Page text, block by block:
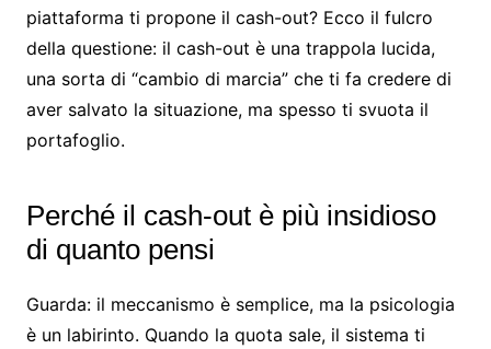
piattaforma ti propone il cash-out? Ecco il fulcro
della questione: il cash-out è una trappola lucida,
una sorta di “cambio di marcia” che ti fa credere di
aver salvato la situazione, ma spesso ti svuota il
portafoglio.
Perché il cash-out è più insidioso
di quanto pensi
Guarda: il meccanismo è semplice, ma la psicologia
è un labirinto. Quando la quota sale, il sistema ti